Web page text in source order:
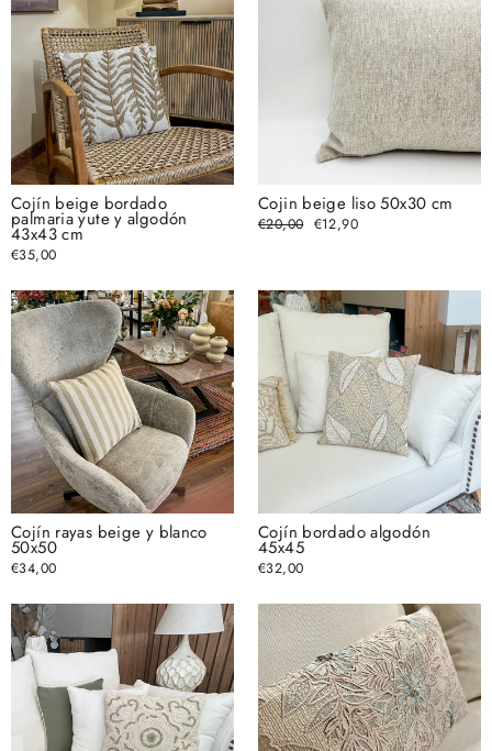
Cojín beige bordado
palmaria yute y algodón
43x43 cm
€35,00
Cojin beige liso 50x30 cm
Precio
habitual
€20,00 Precio
€12,90
Cojín rayas beige y blanco
50x50
€34,00
Cojín bordado algodón
45x45
€32,00